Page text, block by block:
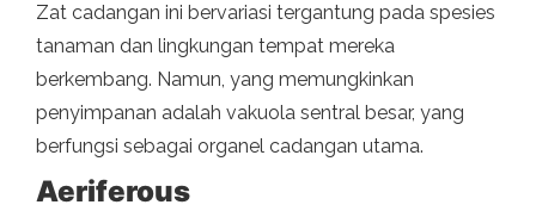
Zat cadangan ini bervariasi tergantung pada spesies
tanaman dan lingkungan tempat mereka
berkembang. Namun, yang memungkinkan
penyimpanan adalah vakuola sentral besar, yang
berfungsi sebagai organel cadangan utama.
Aeriferous